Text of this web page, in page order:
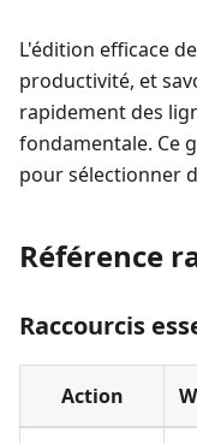
L'édition efficace
productivité, et
rapidement des
fondamentale. Ce
pour sélectionner
Référence
Raccourcis
Action